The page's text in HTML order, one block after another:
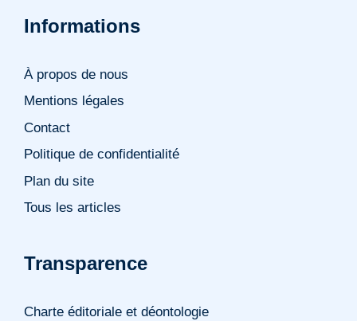
Informations
À propos de nous
Mentions légales
Contact
Politique de confidentialité
Plan du site
Tous les articles
Transparence
Charte éditoriale et déontologie